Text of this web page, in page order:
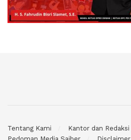
Tentang Kami
Kantor dan Redaksi